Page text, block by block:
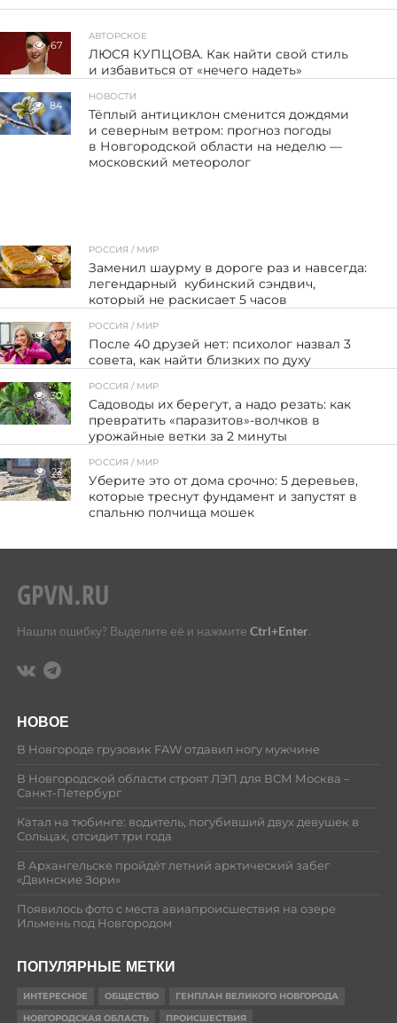
67
АВТОРСКОЕ
ЛЮСЯ КУПЦОВА. Как найти свой стиль
и избавиться от «нечего надеть»
84
НОВОСТИ
Тёплый антициклон сменится дождями
и северным ветром: прогноз погоды
в Новгородской области на неделю —
московский метеоролог
55
РОССИЯ / МИР
Заменил шаурму в дороге раз и навсегда:
легендарный кубинский сэндвич,
который не раскисает 5 часов
27
РОССИЯ / МИР
После 40 друзей нет: психолог назвал 3
совета, как найти близких по духу
30
РОССИЯ / МИР
Садоводы их берегут, а надо резать: как
превратить «паразитов»-волчков в
урожайные ветки за 2 минуты
23
РОССИЯ / МИР
Уберите это от дома срочно: 5 деревьев,
которые треснут фундамент и запустят в
спальню полчища мошек
Нашли ошибку? Выделите её и нажмите Ctrl+Enter.
НОВОЕ
В Новгороде грузовик FAW отдавил ногу мужчине
В Новгородской области строят ЛЭП для ВСМ Москва –
Санкт-Петербург
Катал на тюбинге: водитель, погубивший двух девушек в
Сольцах, отсидит три года
В Архангельске пройдёт летний арктический забег
«Двинские Зори»
Появилось фото с места авиапроисшествия на озере
Ильмень под Новгородом
ПОПУЛЯРНЫЕ МЕТКИ
ИНТЕРЕСНОЕ ОБЩЕСТВО
ГЕНПЛАН ВЕЛИКОГО НОВГОРОДА
НОВГОРОДСКАЯ ОБЛАСТЬ
ПРОИСШЕСТВИЯ